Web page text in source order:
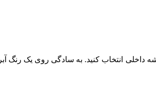
داخلی انتخاب کنید. به سادگی روی یک